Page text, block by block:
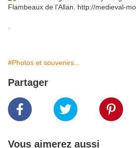
#Photos et souvenirs...
Partager
Vous aimerez aussi